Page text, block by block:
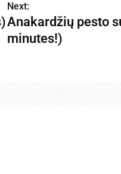
Next:
Anakardžių pesto
minutes!)